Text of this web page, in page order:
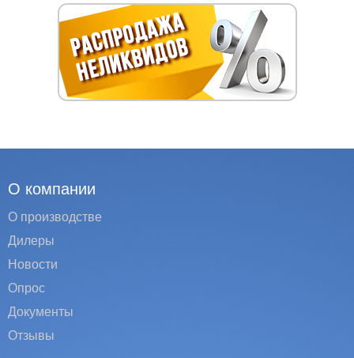
О компании
О производстве
Дилеры
Новости
Опрос
Документы
Отзывы